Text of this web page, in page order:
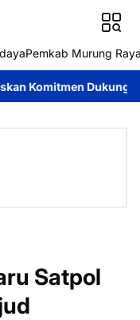
Pemkab Murung
Dukung
Satpol